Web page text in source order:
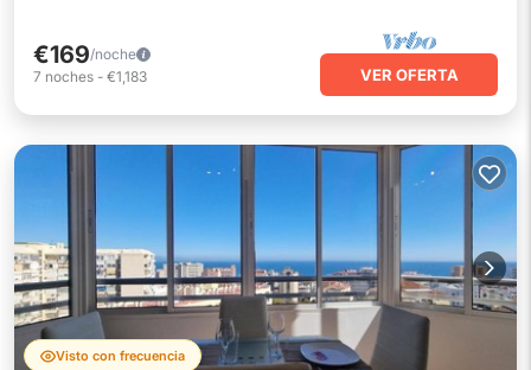
€169/noche
7 noches - €1,183 VER OFERTA
Visto con frecuencia